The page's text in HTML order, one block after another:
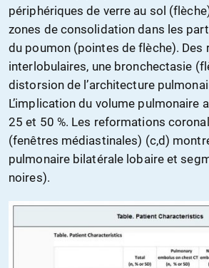
périphériques de verre au sol
zones de consolidation dans les
du poumon (pointes de flèche). Des
interlobulaires, une bronchectasie
distorsion de l’architecture
L’implication du volume pulmonaire
25 et 50 %. Les reformations
(fenêtres médiastinales) (c,d)
pulmonaire bilatérale lobaire et
noires).